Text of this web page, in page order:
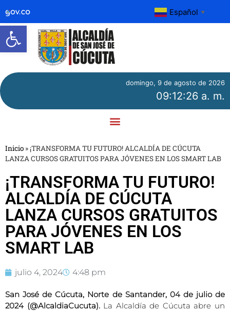
Abrir barra de herramientas
Español ▼
domingo, 9 de agosto de 2026
09:12:27 a. m.
Inicio » ¡TRANSFORMA TU FUTURO! ALCALDÍA DE CÚCUTA
LANZA CURSOS GRATUITOS PARA JÓVENES EN LOS SMART LAB
¡TRANSFORMA TU FUTURO!
ALCALDÍA DE CÚCUTA
LANZA CURSOS GRATUITOS
PARA JÓVENES EN LOS
SMART LAB
julio 4, 2024 4:48 pm
San José de Cúcuta, Norte de Santander, 04 de julio de
2024 (@AlcaldiaCucuta). La Alcaldía de Cúcuta abre un